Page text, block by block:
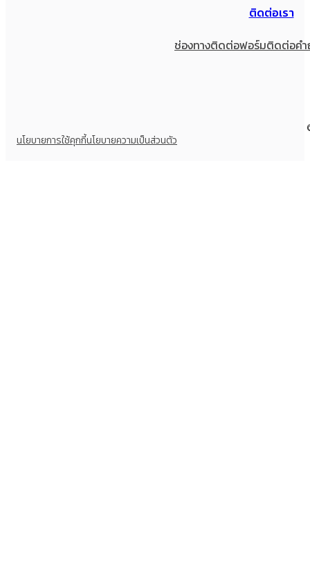
ติดต่อเรา
ช่องทางติดต่อฟอร์มติดต่อค
นโยบายการใช้คุกกี้นโยบายความเป็นส่วนตัว